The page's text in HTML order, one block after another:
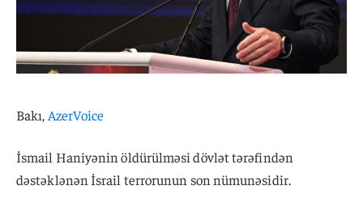
Bakı, AzerVoice
İsmail Haniyənin öldürülməsi dövlət tərəfindən
dəstəklənən İsrail terrorunun son nümunəsidir.